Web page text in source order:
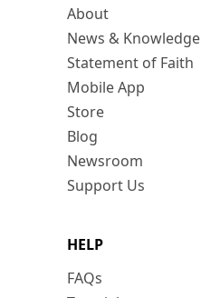
About
News & Knowledge
Statement of Faith
Mobile App
Store
Blog
Newsroom
Support Us
HELP
FAQs